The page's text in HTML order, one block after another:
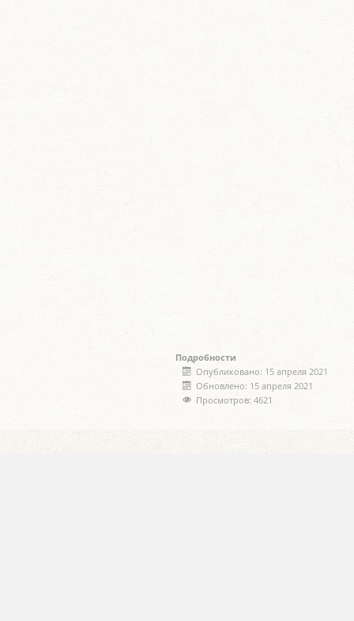
Подробности
Опубликовано: 15 апреля 2021
Обновлено: 15 апреля 2021
Просмотров: 4621